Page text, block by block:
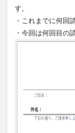
す。
・これまでに何回
・今回は何回目の